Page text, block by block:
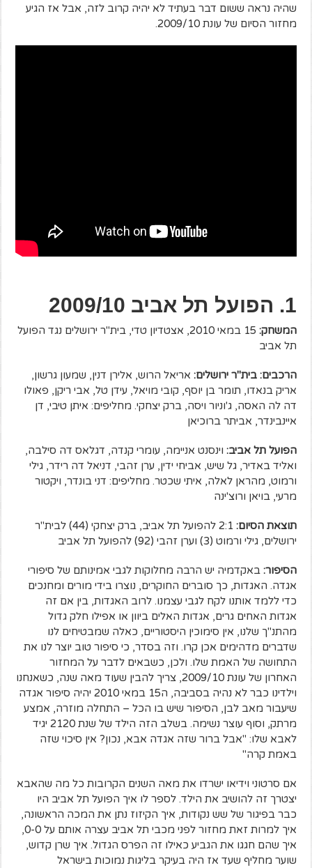
שהיה נראה ששום דבר בעתיד לא יהיה קרוב לזה, אבל אז הגיע
מחזור הסיום של עונת 2009/10.
1. הפועל תל אביב 2009/10
המשחק:
15 במאי 2010, אצטדיון טדי, בית"ר ירושלים נגד הפועל
תל אביב
הרכבים: בית"ר ירושלים: אריאל הרוש, אלירן דנין, שמעון גרשון,
אריק בנאדו, תומר בן יוסף, קובי מויאל, עידן טל, אבי ריקן, פאולו
דה לה האסה, ג'וניור ויסה, ברק יצחקי. מחליפים: איתן טיבי, דן
איינבינדר, אביתר ברוכיאן
הפועל תל אביב: וינסנט אניימה, עומרי קנדה, דגלאס דה סילבה,
ואליד באדיר, גל שיש, אביחי ידין, ערן זהבי, דניאל דה רידר, גילי
ורמוט, מהראן לאלה, איתי שכטר. מחליפים: דני בונדר, ויקטור
מרעי, בויאן ורוצ'ינה
תוצאת הסיום:
2:1 להפועל תל אביב, ברק יצחקי (44) לבית"ר
ירושלים, גילי ורמוט (3) וערן זהבי (92) להפועל תל אביב
הסיפור:באקדמיה יש הרבה מחלוקות לגבי אמינותם של סיפורי
אגדה. האגדות, כך סוברים החוקרים, נוצרו בידי מורים ומחנכים
כדי ללמד אותנו לקח לגבי עצמנו. לרוב האגדות, בין אם זה
אגדות האחים גרים, אגדות האלים ביוון או אפילו חלק גדול
מהתנ"ך שלנו, אין סימוכין היסטוריים, כאלה שמבטיחים לנו
שדברים מדהימים אכן קרו. וזה בסדר, כי סיפור טוב יוצר לנו את
התחושה של האמת שלו. ולכן, כשבאים לדבר על המחזור
האחרון של עונת 2009/10, צריך להבין שעוד מאה שנה, כשאנחנו
וילדינו כבר לא נהיה בסביבה, ה15 במאי 2010 יהיה סיפור אגדה
שיעבור מאב לבן, הסיפור שיש בו הכל – התחלה מוזרה, אמצע
מרתק, וסוף עוצר נשימה. בשלב הזה הילד של שנת 2120 יגיד
לאבא שלו: "אבל ברור שזה אגדה אבא, נכון? אין סיכוי שזה
באמת קרה"
אם סרטוני וידיאו ישרדו את מאה השנים הקרובות כל מה שהאבא
יצטרך זה להושיב את הילד. לספר לו איך הפועל תל אביב היו
כבר בפיגור של שש נקודות, איך הקיזוז נתן את המכה הראשונה,
איך למרות זאת מחזור לפני מכבי תל אביב עצרה אותם על 0-0,
איך שהם חגגו את הגביע כאילו זה הפרס הגדול. איך שרן קדוש,
שוער מחליף שעד אז היה בעיקר בליגות נמוכות בישראל